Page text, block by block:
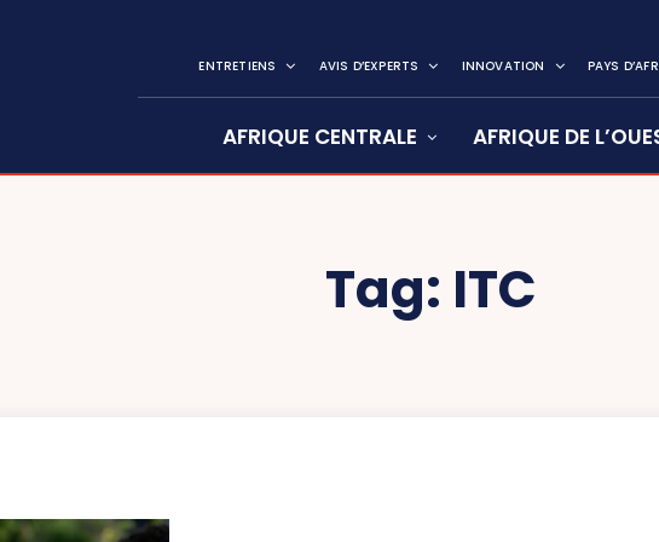
ENTRETIENS AVIS D’EXPERTS INNOVATION PAYS
AFRIQUE CENTRALE AFRIQUE DE
Tag: ITC